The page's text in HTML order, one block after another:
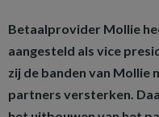
Betaalprovider Mollie
aangesteld als vice
zij de banden van Mollie
partners versterken.